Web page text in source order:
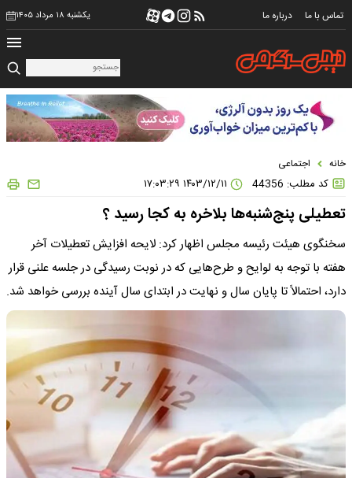
تماس با ما درباره ما یکشنبه ۱۸ مرداد ۱۴۰۵
خانه اجتماعی
کد مطلب: 44356
تعطیلی پنج‌شنبه‌ها بلاخره به کجا رسید ؟
سخنگوی هیئت رئیسه مجلس اظهار کرد: لایحه افزایش تعطیلات آخر
هفته با توجه به لوایح و طرح‌هایی که در نوبت رسیدگی در جلسه علنی قرار
دارد، احتمالاً تا پایان سال و نهایت در ابتدای سال آینده بررسی خواهد شد.